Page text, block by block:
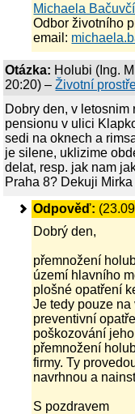
Michaela
Odbor životního
email:
Otázka: Holubi ( Ing.
20:20) –Životní
Dobry den, v letosnim
pensionu v ulici
sedi na oknech a
je silene, uklizime
delat, resp. jak nam
Praha 8? Dekuji
Odpověď:
Dobrý den,
přemnožení
území hlavního
plošné opatření
Je tedy pouze
preventivní
poškozování
přemnožení
firmy. Ty
navrhnou a
S pozdravem